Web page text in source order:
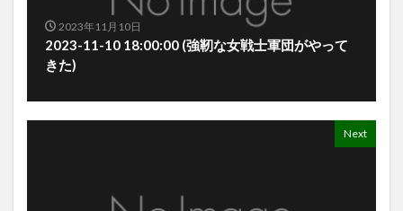
2023年11月10日
2023-11-10 18:00:00 (強靭な女戦士軍団がやって
きた)
Next